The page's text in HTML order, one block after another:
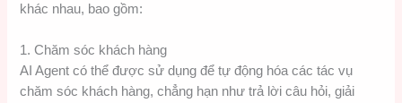
khác nhau, bao gồm:
1. Chăm sóc khách hàng
AI Agent có thể được sử dụng để tự động hóa các tác vụ
chăm sóc khách hàng, chẳng hạn như trả lời câu hỏi, giải